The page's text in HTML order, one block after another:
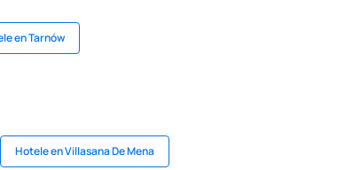
en Tarnów
Hotele en Villasana De Mena